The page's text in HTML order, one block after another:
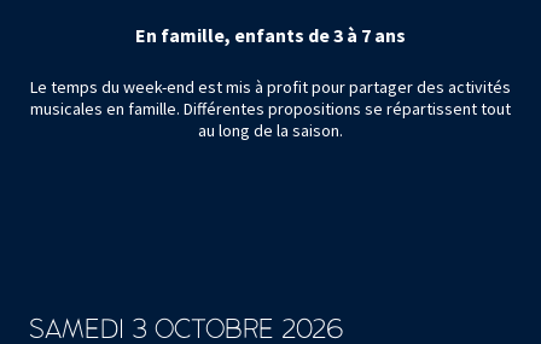
En famille, enfants de 3 à 7 ans
Le temps du week-end est mis à profit pour partager des activités
musicales en famille. Différentes propositions se répartissent tout
au long de la saison.
SAMEDI 3 OCTOBRE 2026